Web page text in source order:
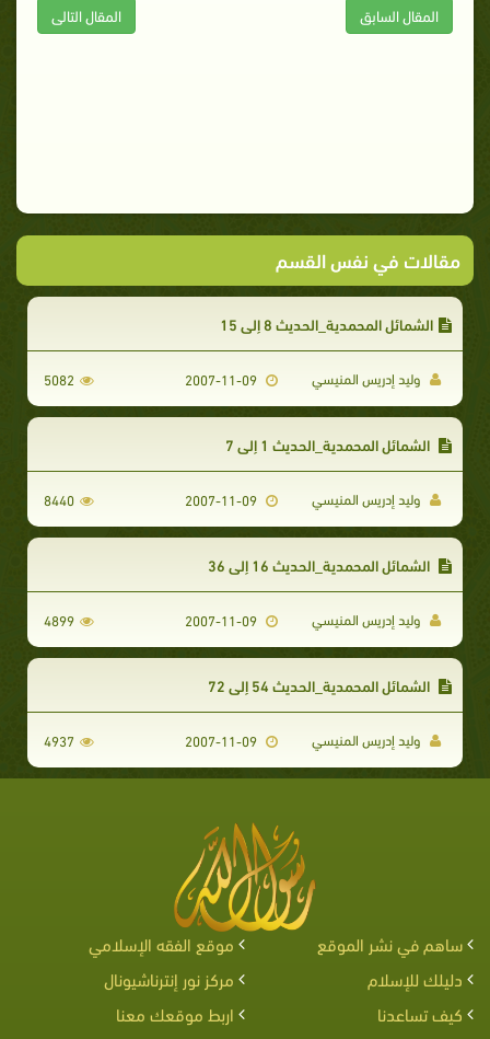
المقال السابق المقال التالى
مقالات في نفس القسم
الشمائل المحمدية_الحديث 8 إلى 15
وليد إدريس المنيسي 5082
الشمائل المحمدية_الحديث 1 إلى 7
وليد إدريس المنيسي 8440
الشمائل المحمدية_الحديث 16 إلى 36
وليد إدريس المنيسي 4899
الشمائل المحمدية_الحديث 54 إلى 72
وليد إدريس المنيسي 4937
ساهم في نشر الموقع
موقع الفقه الإسلامي
دليلك للإسلام
مركز نور إنترناشيونال
كيف تساعدنا
اربط موقعك معنا